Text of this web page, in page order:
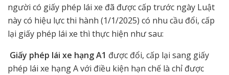
người có giấy phép lái xe đã được cấp trước ngày Luật
này có hiệu lực thi hành (1/1/2025) có nhu cầu đổi, cấp
lại giấy phép lái xe thì thực hiện như sau:
Giấy phép lái xe hạng A1 được đổi, cấp lại sang giấy
phép lái xe hạng A với điều kiện hạn chế là chỉ được